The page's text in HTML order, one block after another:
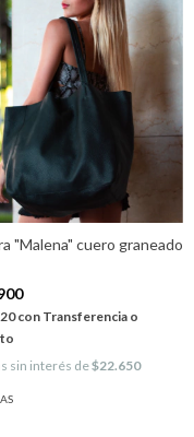
"Malena" cuero graneado
con Transferencia o
sin interés de$22.650